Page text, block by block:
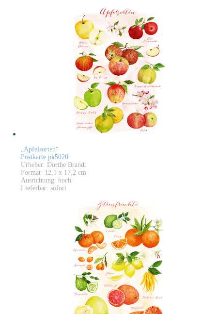
„Apfelsorten“
Postkarte pk5020
Urheber: Dörthe Brandt
Format: 12,1 x 17,2 cm
Ausrichtung: hoch
Lieferbar: sofort